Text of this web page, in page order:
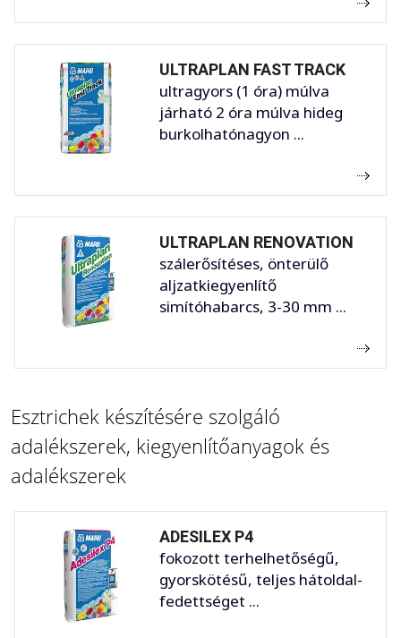
ULTRAPLAN FAST TRACK
ultragyors (1 óra) múlva
járható 2 óra múlva hideg
burkolhatónagyon ...
ULTRAPLAN RENOVATION
szálerősítéses, önterülő
aljzatkiegyenlítő
simítóhabarcs, 3-30 mm ...
Esztrichek készítésére szolgáló
adalékszerek, kiegyenlítőanyagok és
adalékszerek
ADESILEX P4
fokozott terhelhetőségű,
gyorskötésű, teljes hátoldal-
fedettséget ...